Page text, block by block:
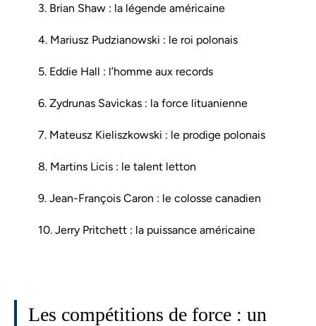
3. Brian Shaw : la légende américaine
4. Mariusz Pudzianowski : le roi polonais
5. Eddie Hall : l’homme aux records
6. Zydrunas Savickas : la force lituanienne
7. Mateusz Kieliszkowski : le prodige polonais
8. Martins Licis : le talent letton
9. Jean-François Caron : le colosse canadien
10. Jerry Pritchett : la puissance américaine
Les compétitions de force : un